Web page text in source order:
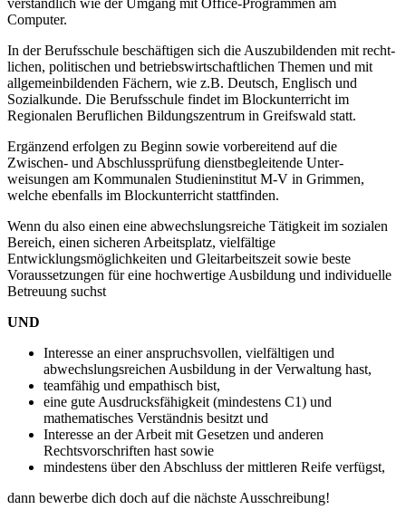
Computer.
In der Berufsschule beschäftigen sich die Auszubildenden mit recht­
lichen, politischen und betriebswirtschaftlichen Themen und mit
allgemeinbildenden Fächern, wie z.B. Deutsch, Englisch und
Sozial­kunde. Die Berufs­schule findet im Blockun­terricht im
Regionalen Beruflichen Bildungszentrum in Greifswald statt.
Ergänzend erfolgen zu Beginn sowie vorbe­reitend auf die
Zwischen- und Abschluss­prüfung dienstbegleitende Unter­
weisungen am Kommunalen Studieninstitut M-V in Grimmen,
welche ebenfalls im Blockunterricht stattfinden.
Wenn du also einen eine abwechslungsreiche Tätigkeit im sozialen
Bereich, einen sicheren Arbeitsplatz, vielfältige
Entwicklungsmöglichkeiten und Gleitarbeitszeit sowie beste
Voraussetzungen für eine hochwertige Ausbildung und individuelle
Betreuung suchst
UND
Interesse an einer anspruchsvollen, vielfältigen und
abwechslungsreichen Ausbildung in der Verwaltung hast,
teamfähig und empathisch bist,
eine gute Ausdrucksfähigkeit (mindestens C1) und
mathematisches Verständnis besitzt und
Interesse an der Arbeit mit Gesetzen und anderen
Rechtsvorschriften hast sowie
mindestens über den Abschluss der mittleren Reife verfügst,
dann bewerbe dich doch auf die nächste Ausschreibung!